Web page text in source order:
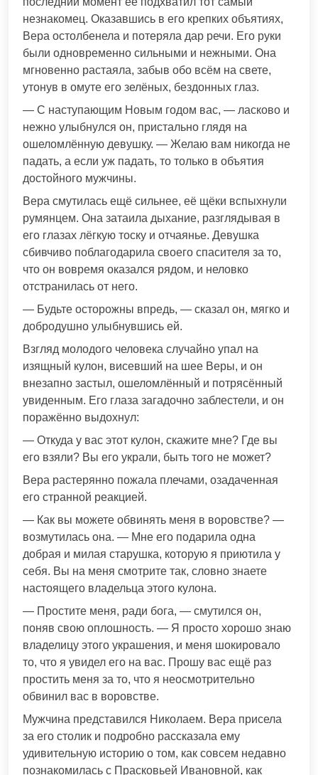
незнакомец. Оказавшись в его крепких объятиях,
Вера остолбенела и потеряла дар речи. Его руки
были одновременно сильными и нежными. Она
мгновенно растаяла, забыв обо всём на свете,
утонув в омуте его зелёных, бездонных глаз.
— С наступающим Новым годом вас, — ласково и
нежно улыбнулся он, пристально глядя на
ошеломлённую девушку. — Желаю вам никогда не
падать, а если уж падать, то только в объятия
достойного мужчины.
Вера смутилась ещё сильнее, её щёки вспыхнули
румянцем. Она затаила дыхание, разглядывая в
его глазах лёгкую тоску и отчаянье. Девушка
сбивчиво поблагодарила своего спасителя за то,
что он вовремя оказался рядом, и неловко
отстранилась от него.
— Будьте осторожны впредь, — сказал он, мягко и
добродушно улыбнувшись ей.
Взгляд молодого человека случайно упал на
изящный кулон, висевший на шее Веры, и он
внезапно застыл, ошеломлённый и потрясённый
увиденным. Его глаза загадочно заблестели, и он
поражённо выдохнул:
— Откуда у вас этот кулон, скажите мне? Где вы
его взяли? Вы его украли, быть того не может?
Вера растерянно пожала плечами, озадаченная
его странной реакцией.
— Как вы можете обвинять меня в воровстве? —
возмутилась она. — Мне его подарила одна
добрая и милая старушка, которую я приютила у
себя. Вы на меня смотрите так, словно знаете
настоящего владельца этого кулона.
— Простите меня, ради бога, — смутился он,
поняв свою оплошность. — Я просто хорошо знаю
владелицу этого украшения, и меня шокировало
то, что я увидел его на вас. Прошу вас ещё раз
простить меня за то, что я неосмотрительно
обвинил вас в воровстве.
Мужчина представился Николаем. Вера присела
за его столик и подробно рассказала ему
удивительную историю о том, как совсем недавно
познакомилась с Прасковьей Ивановной, как